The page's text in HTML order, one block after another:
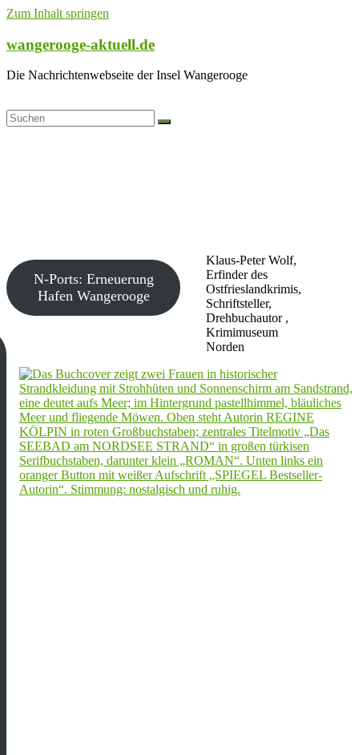
Zum Inhalt springen
wangerooge-aktuell.de
Die Nachrichtenwebseite der Insel Wangerooge
Klaus-Peter Wolf,
Erfinder des
Ostfrieslandkrimis,
Schriftsteller,
Drehbuchautor ,
Krimimuseum
Norden
N-Ports: Erneuerung
Hafen Wangerooge